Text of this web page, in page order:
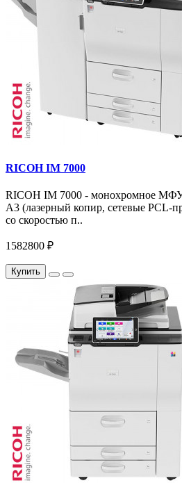
RICOH IM 7000
RICOH IM 7000 - монохромное
А3 (лазерный копир, сетевые PCL-
со скоростью п..
1582800 ₽
Купить